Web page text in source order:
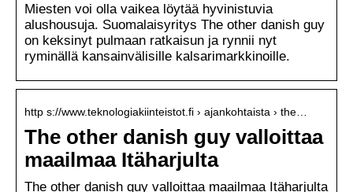
Miesten voi olla vaikea löytää hyvinistuvia
alushousuja. Suomalaisyritys The other danish guy
on keksinyt pulmaan ratkaisun ja rynnii nyt
ryminällä kansainvälisille kalsarimarkkinoille.
http s://www.teknologiakiinteistot.fi › ajankohtaista › the…
The other danish guy valloittaa
maailmaa Itäharjulta
The other danish guy valloittaa maailmaa Itäharjulta